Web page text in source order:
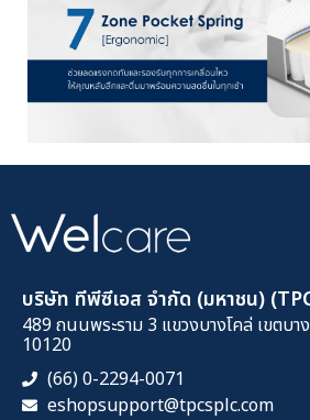
บริษัท ทีพีซีเอส จำกัด (มหาชน)
489 ถนนพระราม 3 แขวงบางโคล่ เขตบ
10120
(66) 0-2294-0071
eshopsupport@tpcsplc.com